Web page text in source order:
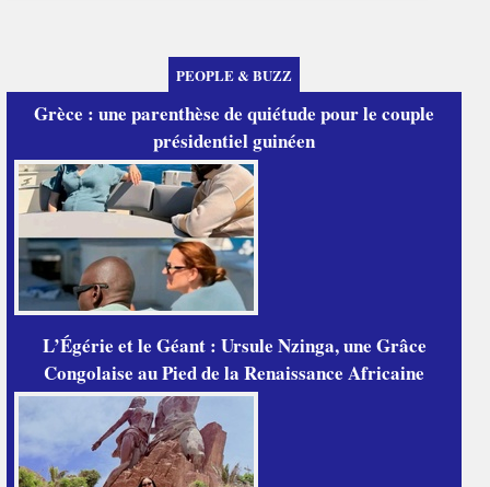
PEOPLE & BUZZ
Grèce : une parenthèse de quiétude pour le couple
présidentiel guinéen
L’Égérie et le Géant : Ursule Nzinga, une Grâce
Congolaise au Pied de la Renaissance Africaine